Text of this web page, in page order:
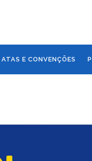
ATAS E CONVENÇÕES